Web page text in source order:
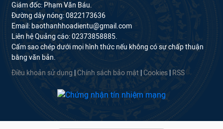
Giám đốc: Phạm Văn Báu.
Đường dây nóng: 0822173636
Email: baothanhhoadientu@gmail.com
Liên hệ Quảng cáo: 02373858885.
Cấm sao chép dưới mọi hình thức nếu không có sự chấp thuận
bằng văn bản.
Điều khoản sử dụng Chính sách bảo mật Cookies RSS